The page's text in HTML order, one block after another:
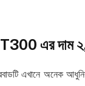
এর দাম
এখানে অনেক